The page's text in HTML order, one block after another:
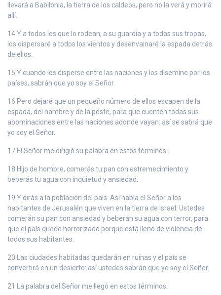
llevará a Babilonia, la tierra de los caldeos, pero no la verá y morirá
allí.
14 Y a todos los que lo rodean, a su guardia y a todas sus tropas,
los dispersaré a todos los vientos y desenvainaré la espada detrás
de ellos.
15 Y cuando los disperse entre las naciones y los disemine por los
países, sabrán que yo soy el Señor.
16 Pero dejaré que un pequeño número de ellos escapen de la
espada, del hambre y de la peste, para que cuenten todas sus
abominaciones entre las naciones adonde vayan: así se sabrá que
yo soy el Señor.
17 El Señor me dirigió su palabra en estos términos:
18 Hijo de hombre, comerás tu pan con estremecimiento y
beberás tu agua con inquietud y ansiedad.
19 Y dirás a la población del país: Así habla el Señor a los
habitantes de Jerusalén que viven en la tierra de Israel: Ustedes
comerán su pan con ansiedad y beberán su agua con terror, para
que el país quede horrorizado porque está lleno de violencia de
todos sus habitantes.
20 Las ciudades habitadas quedarán en ruinas y el país se
convertirá en un desierto: así ustedes sabrán que yo soy el Señor.
21 La palabra del Señor me llegó en estos términos: